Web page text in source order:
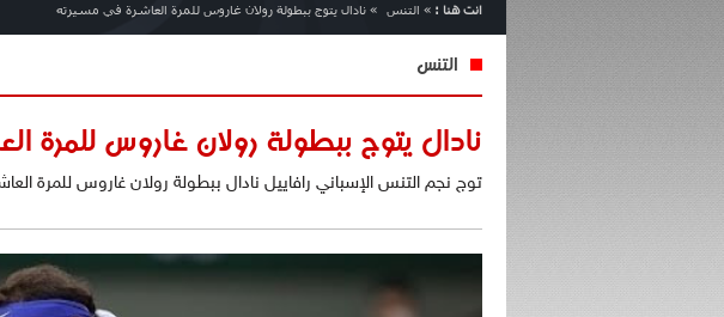
انت هنا : » التنس » نادال يتوج ببطولة رولان غاروس للمرة العاشرة في مسيرته
التنس
نادال يتوج ببطولة رولان غاروس للمرة
توج نجم التنس الإسباني رافاييل نادال ببطولة رولان غاروس للمرة